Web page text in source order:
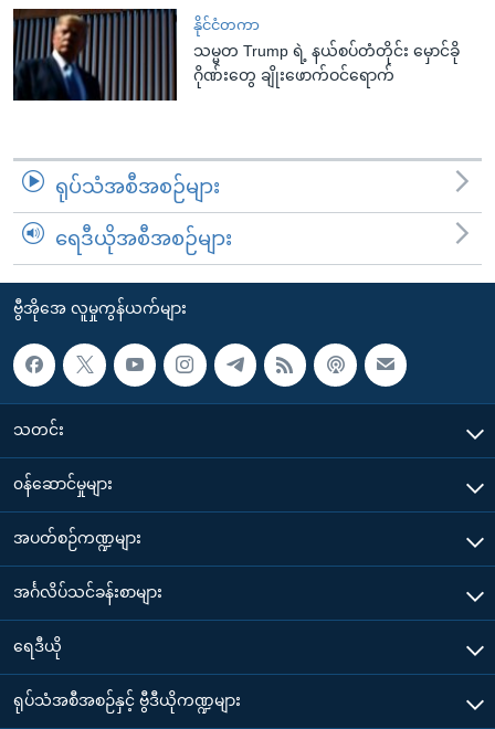
နိုင်ငံတကာ
သမ္မတ Trump ရဲ့ နယ်စပ်တံတိုင်း မှောင်ခို
ဂိုဏ်းတွေ ချိုးဖောက်ဝင်ရောက်
ရုပ်သံအစီအစဉ်များ
ရေဒီယိုအစီအစဉ်များ
ဗွီအိုအေ လူမှုကွန်ယက်များ
သတင်း
၀န်ဆောင်မှုများ
အပတ်စဉ်ကဏ္ဍများ
အင်္ဂလိပ်သင်ခန်းစာများ
ရေဒီယို
ရုပ်သံအစီအစဉ်နှင့် ဗွီဒီယိုကဏ္ဍများ